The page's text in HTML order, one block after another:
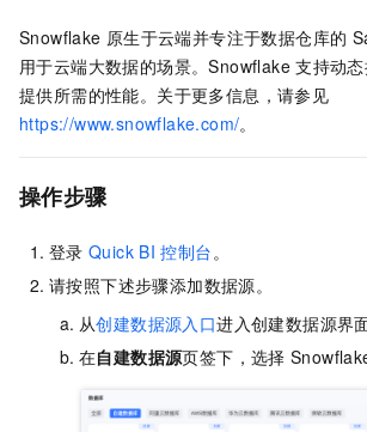
Snowflake 原生于云端并专注于数据仓库的
用于云端大数据的场景。Snowflake 支持动
提供所需的性能。关于更多信息，请参见
https://www.snowflake.com/。
操作步骤
登录 Quick BI 控制台。
请按照下述步骤添加数据源。
从创建数据源入口进入创建数据源界面
在自建数据源页签下，选择